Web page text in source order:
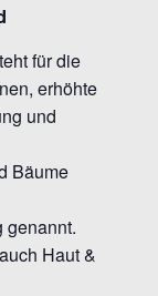
für die
erhöhte
und
Bäume
genannt.
Haut &